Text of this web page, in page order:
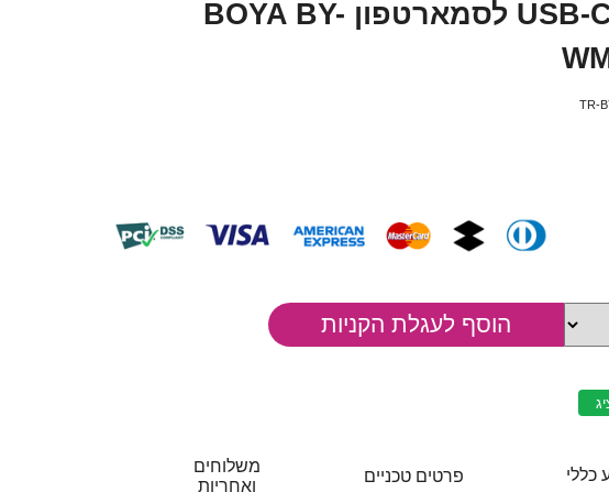
בחיבור USB-C לסמארטפון BOYA BY-
TR-
כללי פרטים טכניים
משלוחים
ואחריות